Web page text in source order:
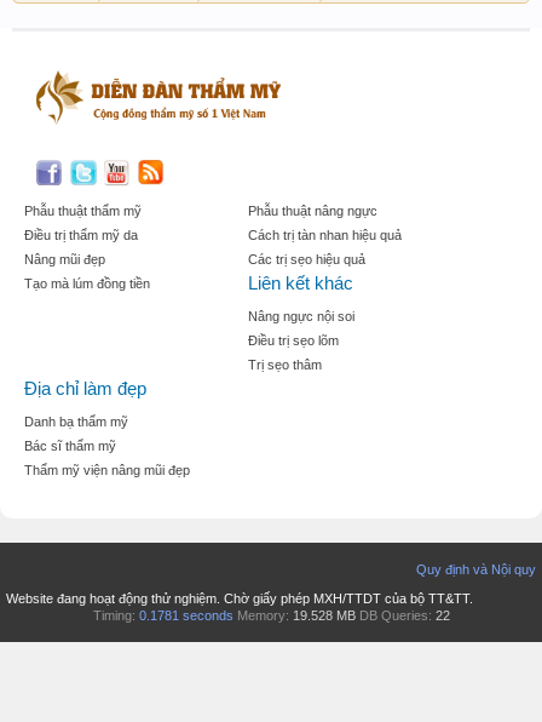
Phẫu thuật thẩm mỹ
Điều trị thẩm mỹ da
Nâng mũi đẹp
Tạo mà lúm đồng tiền
Phẫu thuật nâng ngực
Cách trị tàn nhan hiệu quả
Các trị sẹo hiệu quả
Liên kết khác
Nâng ngực nội soi
Điều trị sẹo lõm
Trị sẹo thâm
Địa chỉ làm đẹp
Danh bạ thẩm mỹ
Bác sĩ thẩm mỹ
Thẩm mỹ viện nâng mũi đẹp
Quy định và Nội quy
Website đang hoạt động thử nghiệm. Chờ giấy phép MXH/TTDT của bộ TT&TT.
Timing: 0.1781 seconds Memory: 19.528 MB DB Queries: 22